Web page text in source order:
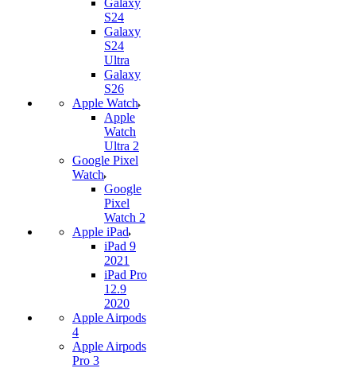
Galaxy
S24
Galaxy
S24
Ultra
Galaxy
S26
Apple Watch
Apple
Watch
Ultra 2
Google Pixel
Watch
Google
Pixel
Watch 2
Apple iPad
iPad 9
2021
iPad Pro
12.9
2020
Apple Airpods
4
Apple Airpods
Pro 3